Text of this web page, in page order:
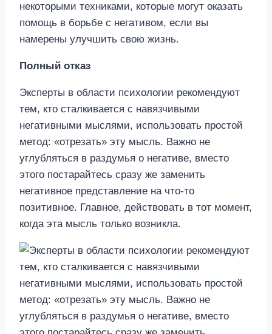
некоторыми техниками, которые могут оказать
помощь в борьбе с негативом, если вы
намерены улучшить свою жизнь.
Полный отказ
Эксперты в области психологии рекомендуют
тем, кто сталкивается с навязчивыми
негативными мыслями, использовать простой
метод: «отрезать» эту мысль. Важно не
углубляться в раздумья о негативе, вместо
этого постарайтесь сразу же заменить
негативное представление на что-то
позитивное. Главное, действовать в тот момент,
когда эта мысль только возникла.